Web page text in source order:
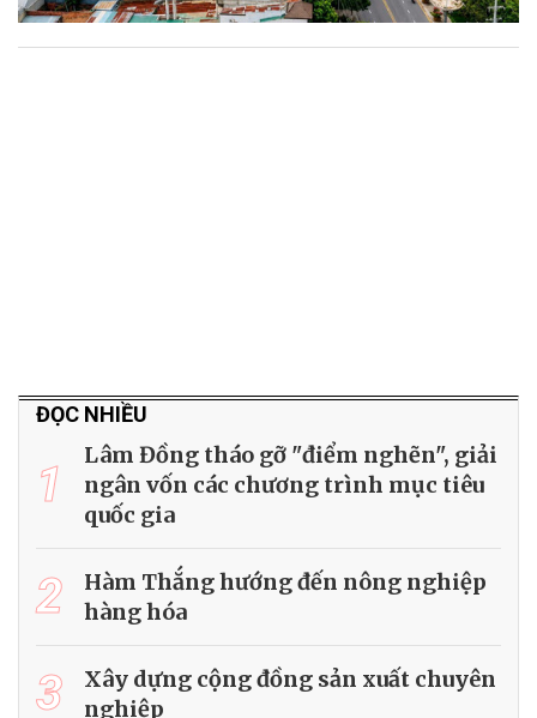
ĐỌC NHIỀU
1
Lâm Đồng tháo gỡ "điểm nghẽn", giải
ngân vốn các chương trình mục tiêu
quốc gia
2
Hàm Thắng hướng đến nông nghiệp
hàng hóa
3
Xây dựng cộng đồng sản xuất chuyên
nghiệp